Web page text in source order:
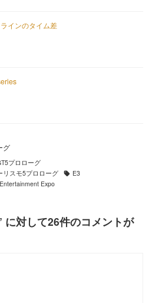
インのタイム差
グ
プロローグ
リスモ5プロローグ
E3
Expo
に対して26件のコメントが